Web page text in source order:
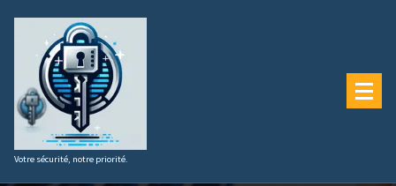
contenu
Votre sécurité, notre priorité.